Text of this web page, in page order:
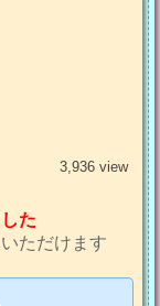
3,936 view
た
ただけます